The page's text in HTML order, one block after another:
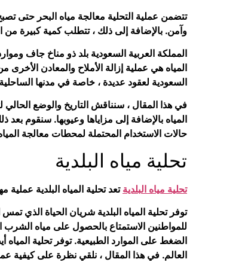
تتضمن عملية التحلية معالجة مياه البحر حتى
وآمن. بالإضافة إلى ذلك ، تتطلب كمية كبيرة من
المملكة العربية السعودية بلد ذو مناخ جاف
المياه هي عملية إزالة الأملاح والمعادن
السعودية لعقود عديدة ، خاصة في مدنها
في هذا المقال ، سنناقش التاريخ والوضع
المياه بالإضافة إلى مزاياها وعيوبها. سنقوم
حالات الاستخدام المحتملة لمحطات معالجة
تحلية مياه البلدية
تحلية مياه البلدية تعد تحلية المياه البلدية
توفر تحلية المياه البلدية شريان الحياة الذي
للمواطنين الاستمتاع بالحصول على مياه الشرب
الضغط على الموارد الطبيعية. توفر تحلية المياه
العالم. في هذا المقال ، نلقي نظرة على كيفية